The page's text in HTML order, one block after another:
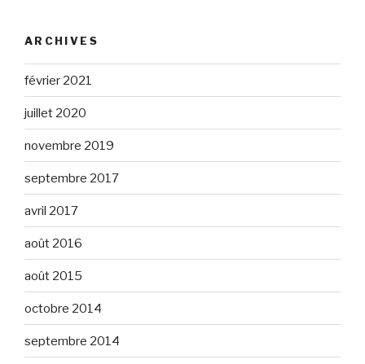
ARCHIVES
février 2021
juillet 2020
novembre 2019
septembre 2017
avril 2017
août 2016
août 2015
octobre 2014
septembre 2014